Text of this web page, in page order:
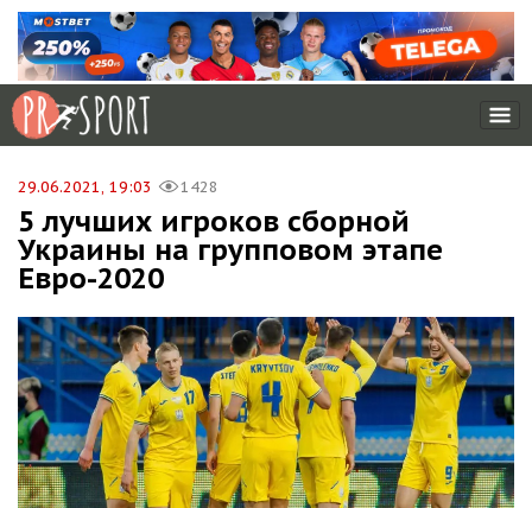
29.06.2021, 19:03 1428
5 лучших игроков сборной
Украины на групповом этапе
Евро-2020